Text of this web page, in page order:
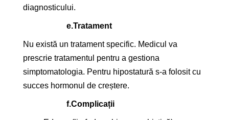
diagnosticului.
e.Tratament
Nu există un tratament specific. Medicul va
prescrie tratamentul pentru a gestiona
simptomatologia. Pentru hipostatură s-a folosit cu
succes hormonul de creștere.
f.Complicații